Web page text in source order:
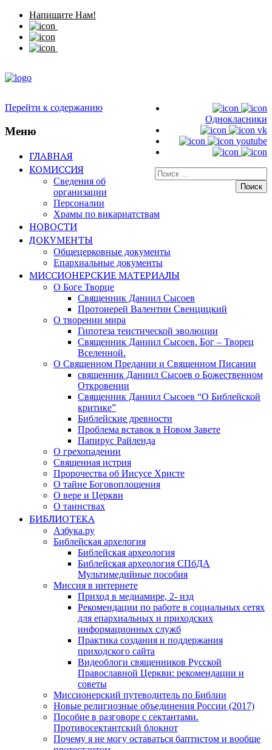
Напишите Нам!
Однокласники
vk
youtube
Искать:
Перейти к содержанию
Меню
ГЛАВНАЯ
КОМИССИЯ
Сведения об
организации
Персоналии
Храмы по викариатствам
НОВОСТИ
ДОКУМЕНТЫ
Общецерковные документы
Епархиальные документы
МИССИОНЕРСКИЕ МАТЕРИАЛЫ
О Боге Творце
Священник Даниил Сысоев
Протоиерей Валентин Свенцицкий
О творении мира
Гипотеза теистической эволюции
Священник Даниил Сысоев. Бог – Творец
Вселенной.
О Священном Предании и Священном Писании
священник Даниил Сысоев о Божественном
Откровении
Священник Даниил Сысоев “О Библейской
критике”
Библейские древности
Проблема вставок в Новом Завете
Папирус Райленда
О грехопадении
Священная истрия
Пророчества об Иисусе Христе
О тайне Боговоплощения
О вере и Церкви
О таинствах
БИБЛИОТЕКА
Азбука.ру
Библейская архелогия
Библейская археология
Библейская археология СПбДА
Мультимедийные пособия
Миссия в интернете
Приход в медиамире, 2- изд
Рекомендации по работе в социальных сетях
для епархиальных и приходских
информационных служб
Практика создания и поддержания
приходского сайта
Видеоблоги священников Русской
Православной Церкви: рекомендации и
советы
Миссионерский путеводитель по Библии
Новые религиозные объединения России (2017)
Пособие в разговоре с сектантами.
Противосектантский блокнот
Почему я не могу оставаться баптистом и вообще